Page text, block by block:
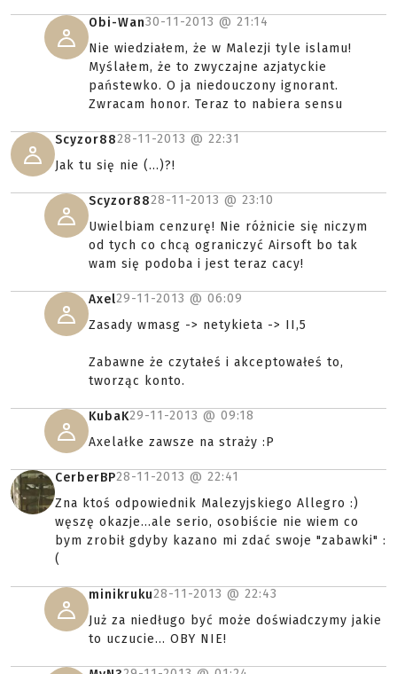
Obi-Wan30-11-2013 @ 21:14
Nie wiedziałem, że w Malezji tyle islamu!
Myślałem, że to zwyczajne azjatyckie
państewko. O ja niedouczony ignorant.
Zwracam honor. Teraz to nabiera sensu
Scyzor8828-11-2013 @ 22:31
Jak tu się nie (...)?!
Scyzor8828-11-2013 @ 23:10
Uwielbiam cenzurę! Nie różnicie się niczym
od tych co chcą ograniczyć Airsoft bo tak
wam się podoba i jest teraz cacy!
Axel29-11-2013 @ 06:09
Zasady wmasg -> netykieta -> II,5
Zabawne że czytałeś i akceptowałeś to,
tworząc konto.
KubaK29-11-2013 @ 09:18
Axelałke zawsze na straży :P
CerberBP28-11-2013 @ 22:41
Zna ktoś odpowiednik Malezyjskiego Allegro :)
węszę okazje...ale serio, osobiście nie wiem co
bym zrobił gdyby kazano mi zdać swoje "zabawki" :
(
minikruku28-11-2013 @ 22:43
Już za niedługo być może doświadczymy jakie
to uczucie... OBY NIE!